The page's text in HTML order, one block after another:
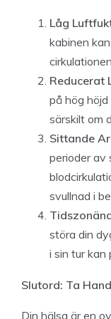
Låg
kabinen
Reducerat
på hög
särskilt om
Sittande
perioder av
svullnad i
störa din
i sin tur kan
Slutord: Ta
Din hälsa är en